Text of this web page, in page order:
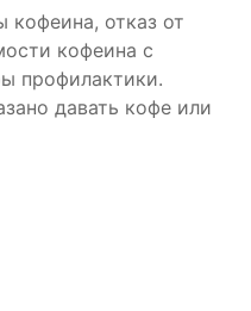
отказ от
кофеина с
профилактики.
давать кофе или